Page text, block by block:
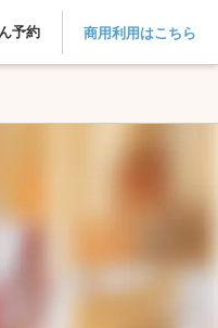
予約 商用利用はこちら